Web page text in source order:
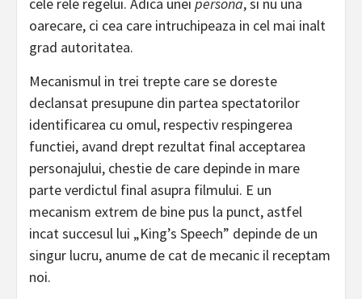
cele rele regelui. Adica unei persona, si nu una
oarecare, ci cea care intruchipeaza in cel mai inalt
grad autoritatea.
Mecanismul in trei trepte care se doreste
declansat presupune din partea spectatorilor
identificarea cu omul, respectiv respingerea
functiei, avand drept rezultat final acceptarea
personajului, chestie de care depinde in mare
parte verdictul final asupra filmului. E un
mecanism extrem de bine pus la punct, astfel
incat succesul lui „King’s Speech” depinde de un
singur lucru, anume de cat de mecanic il receptam
noi.